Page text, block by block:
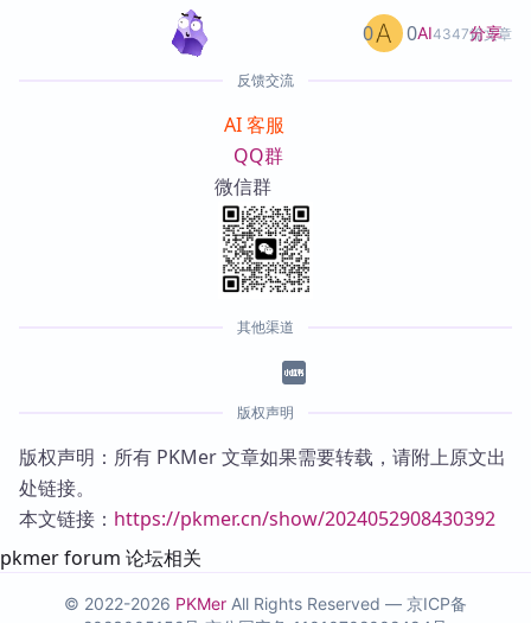
AI4347篇文章
0 0 分享
反馈交流
AI 客服
QQ群
微信群
其他渠道
版权声明
版权声明：所有 PKMer 文章如果需要转载，请附上原文出
处链接。
本文链接： https://pkmer.cn/show/2024052908430392
pkmer forum 论坛相关
© 2022-2026 PKMer All Rights Reserved — 京ICP备